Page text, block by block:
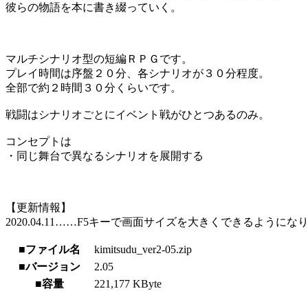
彼らの物語を本に書き綴っていく。
マルチシナリオ型の短編ＲＰＧです。
プレイ時間は序盤２０分、各シナリオが３０分程度。
全部で約２時間３０分くらいです。
戦闘はシナリオごとにイベント戦がひとつあるのみ。
コンセプトは
・同じ舞台で異なるシナリオを展開する
【更新情報】
2020.04.11……F5キーで画面サイズを大きくできるようにな
■ファイル名
kimitsudu_ver2-05.zip
■バージョン
2.05
■容量
221,177 KByte